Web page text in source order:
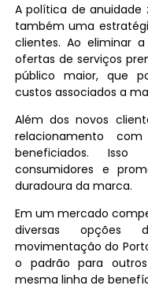
A política de anuidade
também uma
clientes. Ao eliminar
ofertas de serviços
público maior, que
custos associados a
Além dos novos
relacionamento
beneficiados.
consumidores e
duradoura da marca.
Em um mercado
diversas opções
movimentação do
o padrão para
mesma linha de